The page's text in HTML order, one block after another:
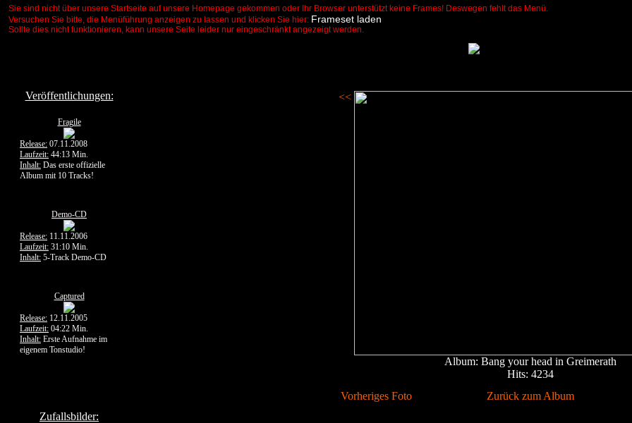
Sie sind nicht über unsere Startseite auf unsere Homepage gekommen oder Ihr Browser unterstützt keine Frames! Deswegen fehlt das Menü.
Versuchen Sie bitte, die Menüführung anzeigen zu lassen und klicken Sie hier: Frameset laden
Sollte dies nicht funktionieren, kann unsere Seite leider nur eingeschränkt angezeigt werden.
Veröffentlichungen:
Fragile
Release: 07.11.2008
Laufzeit: 44:13 Min.
Inhalt: Das erste offizielle
Album mit 10 Tracks!
Demo-CD
Release: 11.11.2006
Laufzeit: 31:10 Min.
Inhalt: 5-Track Demo-CD
Captured
Release: 12.11.2005
Laufzeit: 04:22 Min.
Inhalt: Erste Aufnahme im
eigenem Tonstudio!
Zufallsbilder:
<<
Album: Bang your head in Greimerath
Hits: 4234
Vorheriges Foto
Zurück zum Album